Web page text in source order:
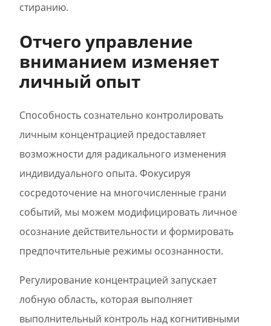
стиранию.
Отчего управление
вниманием изменяет
личный опыт
Способность сознательно контролировать
личным концентрацией предоставляет
возможности для радикального изменения
индивидуального опыта. Фокусируя
сосредоточение на многочисленные грани
событий, мы можем модифицировать личное
осознание действительности и формировать
предпочтительные режимы осознанности.
Регулирование концентрацией запускает
лобную область, которая выполняет
выполнительный контроль над когнитивными